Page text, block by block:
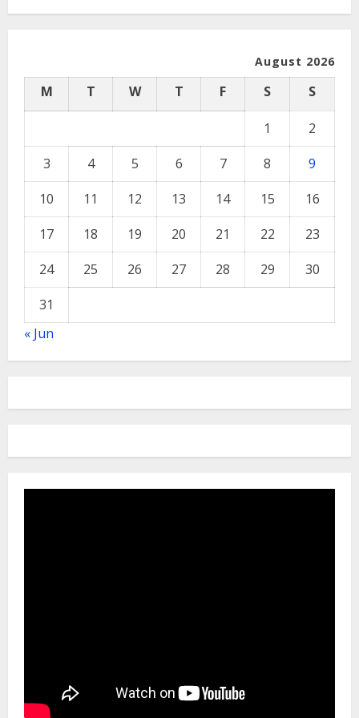
August 2026
M T W T F S S
1
2
3
4 5 6 7 8
9
10
11 12 13 14 15
16
17
18 19 20 21 22
23
24
25 26 27 28 29
30
31
« Jun